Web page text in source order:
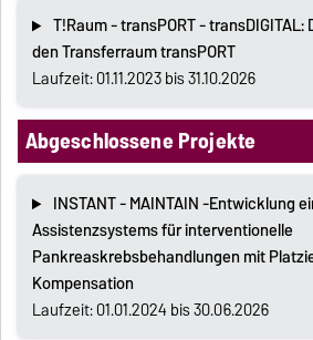
T!Raum - transPORT -
den Transferraum transPORT
Laufzeit: 01.11.2023 bis 31.10.2026
Abgeschlossene Projekte
INSTANT - MAINTAIN -Entwicklung
Assistenzsystems für interventionelle
Pankreaskrebsbehandlungen mit
Kompensation
Laufzeit: 01.01.2024 bis 30.06.2026